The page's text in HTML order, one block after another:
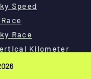
Speed
Race
Kilometer
Race